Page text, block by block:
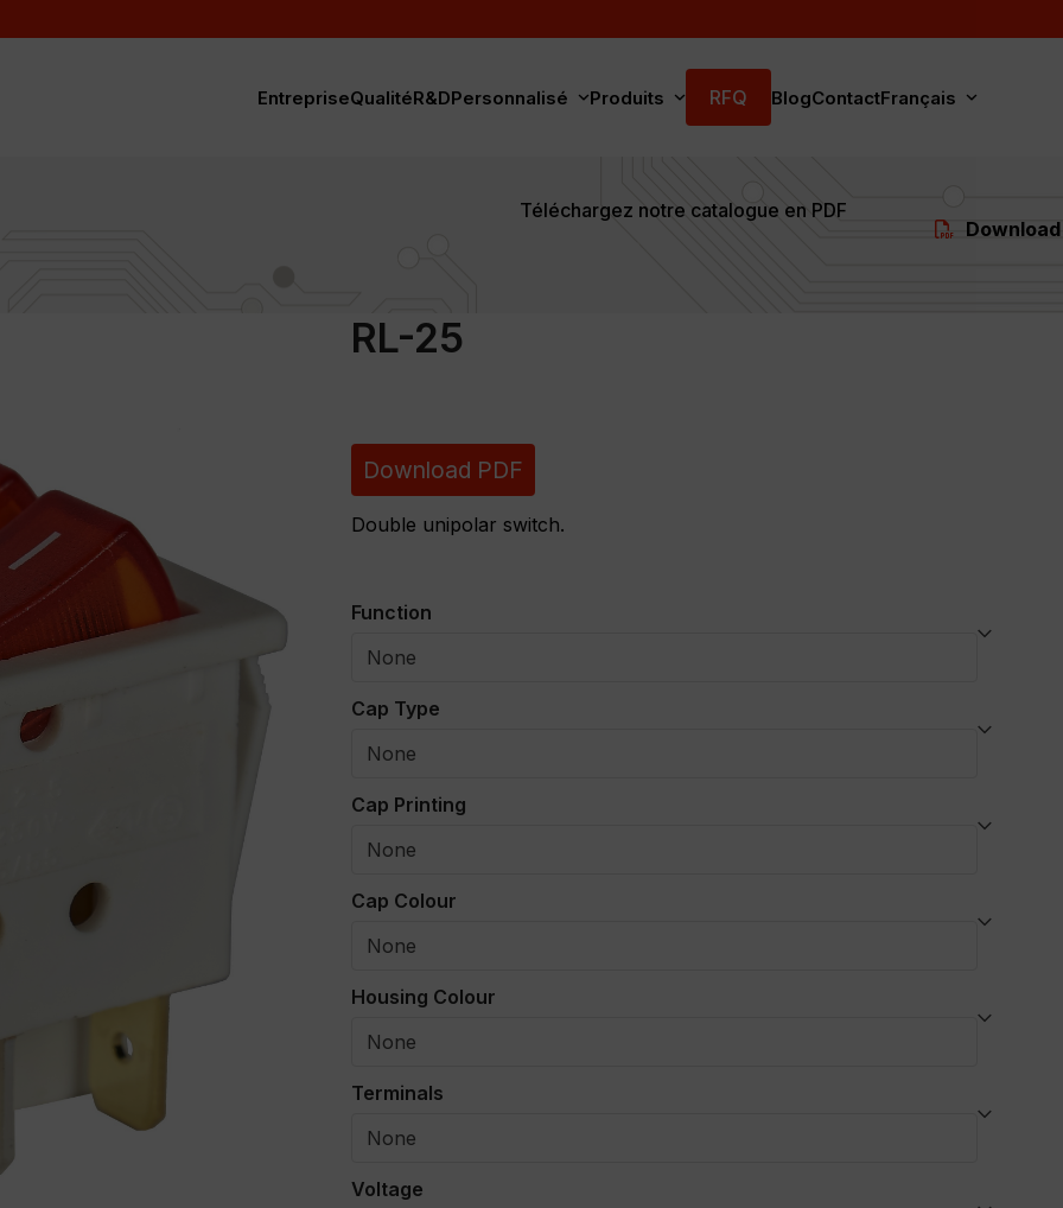
EntrepriseQualitéR&DPersonnalisé Produits RFQ BlogContactFrançais
Téléchargez notre catalogue en PDF
Download
RL-25
Download PDF
Double unipolar switch.
Function
Cap Type
Cap Printing
Cap Colour
Housing Colour
Terminals
Voltage